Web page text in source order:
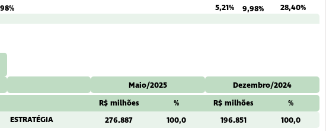
5,21% 9,98% 28,40%
Maio/2025 Dezembro/2024
ESTRATÉGIA
R$ milhões
276.887
%
100,0
R$ milhões
196.851
%
100,0